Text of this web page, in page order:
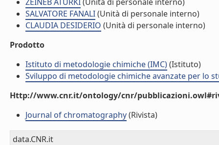
SALVATORE FANALI(Unità di personale interno)
CLAUDIA DESIDERIO (Unità di personale interno)
Prodotto
Istituto di metodologie chimiche (IMC)(Istituto)
Sviluppo di metodologie chimiche avanzate per lo
Http://www.cnr.it/ontology/cnr/
Journal of chromatography(Rivista)
data.CNR.it